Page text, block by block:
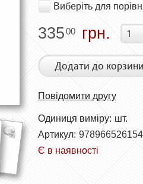
Виберіть для
33500 грн.
Додати до корзини
Повідомити другу
Одиниця виміру: шт.
Артикул:
Є в наявності